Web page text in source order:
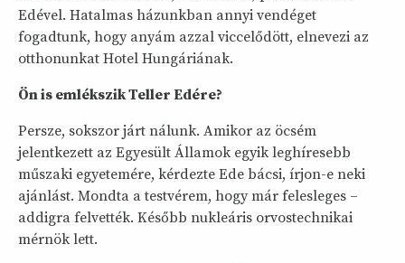
Edével. Hatalmas házunkban annyi vendéget
fogadtunk, hogy anyám azzal viccelődött, elnevezi az
otthonunkat Hotel Hungáriának.
Ön is emlékszik Teller Edére?
Persze, sokszor járt nálunk. Amikor az öcsém
jelentkezett az Egyesült Államok egyik leghíresebb
műszaki egyetemére, kérdezte Ede bácsi, írjon-e neki
ajánlást. Mondta a testvérem, hogy már felesleges –
addigra felvették. Később nukleáris orvostechnikai
mérnök lett.